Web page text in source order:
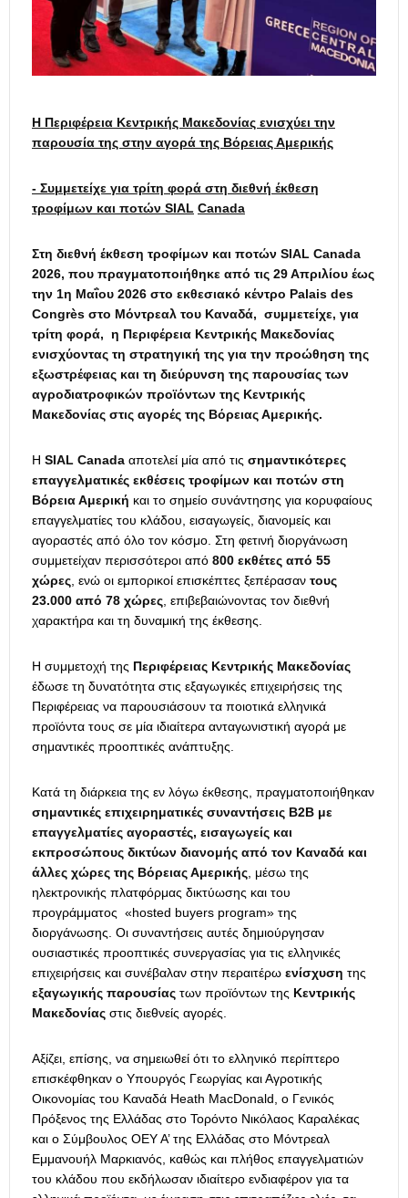
Η Περιφέρεια Κεντρικής Μακεδονίας ενισχύει την
παρουσία της στην αγορά της Βόρειας Αμερικής
- Συμμετείχε για τρίτη φορά στη διεθνή έκθεση
τροφίμων και ποτών SIAL Canada
Στη διεθνή έκθεση τροφίμων και ποτών SIAL Canada
2026, που πραγματοποιήθηκε από τις 29 Απριλίου έως
την 1η Μαΐου 2026 στο εκθεσιακό κέντρο Palais des
Congrès στο Μόντρεαλ του Καναδά, συμμετείχε, για
τρίτη φορά, η Περιφέρεια Κεντρικής Μακεδονίας
ενισχύοντας τη στρατηγική της για την προώθηση της
εξωστρέφειας και τη διεύρυνση της παρουσίας των
αγροδιατροφικών προϊόντων της Κεντρικής
Μακεδονίας στις αγορές της Βόρειας Αμερικής.
Η SIAL Canada αποτελεί μία από τις σημαντικότερες
επαγγελματικές εκθέσεις τροφίμων και ποτών στη
Βόρεια Αμερική και το σημείο συνάντησης για κορυφαίους
επαγγελματίες του κλάδου, εισαγωγείς, διανομείς και
αγοραστές από όλο τον κόσμο. Στη φετινή διοργάνωση
συμμετείχαν περισσότεροι από 800 εκθέτες από 55
χώρες, ενώ οι εμπορικοί επισκέπτες ξεπέρασαν τους
23.000 από 78 χώρες, επιβεβαιώνοντας τον διεθνή
χαρακτήρα και τη δυναμική της έκθεσης.
Η συμμετοχή της Περιφέρειας Κεντρικής Μακεδονίας
έδωσε τη δυνατότητα στις εξαγωγικές επιχειρήσεις της
Περιφέρειας να παρουσιάσουν τα ποιοτικά ελληνικά
προϊόντα τους σε μία ιδιαίτερα ανταγωνιστική αγορά με
σημαντικές προοπτικές ανάπτυξης.
Κατά τη διάρκεια της εν λόγω έκθεσης, πραγματοποιήθηκαν
σημαντικές επιχειρηματικές συναντήσεις B2B με
επαγγελματίες αγοραστές, εισαγωγείς και
εκπροσώπους δικτύων διανομής από τον Καναδά και
άλλες χώρες της Βόρειας Αμερικής, μέσω της
ηλεκτρονικής πλατφόρμας δικτύωσης και του
προγράμματος «hosted buyers program» της
διοργάνωσης. Οι συναντήσεις αυτές δημιούργησαν
ουσιαστικές προοπτικές συνεργασίας για τις ελληνικές
επιχειρήσεις και συνέβαλαν στην περαιτέρω ενίσχυση της
εξαγωγικής παρουσίας των προϊόντων της Κεντρικής
Μακεδονίας στις διεθνείς αγορές.
Αξίζει, επίσης, να σημειωθεί ότι το ελληνικό περίπτερο
επισκέφθηκαν ο Υπουργός Γεωργίας και Αγροτικής
Οικονομίας του Καναδά Heath MacDonald, ο Γενικός
Πρόξενος της Ελλάδας στο Τορόντο Νικόλαος Καραλέκας
και ο Σύμβουλος ΟΕΥ Α’ της Ελλάδας στο Μόντρεαλ
Εμμανουήλ Μαρκιανός, καθώς και πλήθος επαγγελματιών
του κλάδου που εκδήλωσαν ιδιαίτερο ενδιαφέρον για τα